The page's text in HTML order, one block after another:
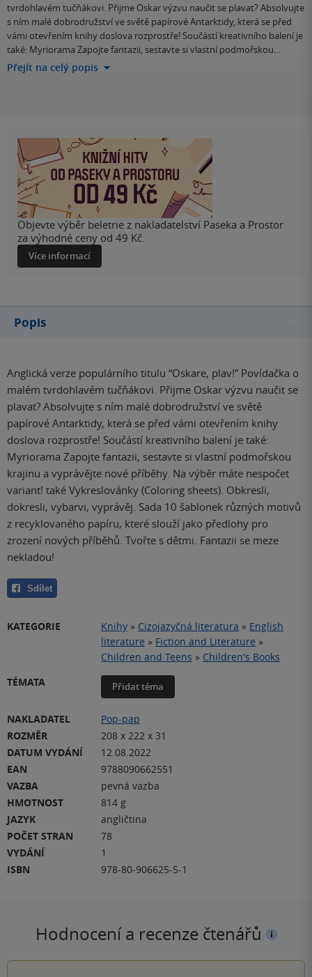
tvrdohlavém tučňákovi. Přijme Oskar výzvu naučit se plavat? Absolvujte
s ním malé dobrodružství ve světě papírové Antarktidy, která se před
vámi otevřením knihy doslova rozprostře! Součástí kreativního balení je
také: Myriorama Zapojte fantazii, sestavte si vlastní podmořskou…
Přejít na celý popis
Objevte výběr beletrie z nakladatelství Paseka a Prostor
za výhodné ceny od 49 Kč.
Více informací
Popis
Anglická verze populárního titulu “Oskare, plav!” Povídačka o
malém tvrdohlavém tučňákovi. Přijme Oskar výzvu naučit se
plavat? Absolvujte s ním malé dobrodružství ve světě
papírové Antarktidy, která se před vámi otevřením knihy
doslova rozprostře! Součástí kreativního balení je také:
Myriorama Zapojte fantazii, sestavte si vlastní podmořskou
krajinu a vyprávějte nové příběhy. Na výběr máte nespočet
variant! také Vykreslovánky (Coloring sheets). Obkresli,
dokresli, vybarvi, vyprávěj. Sada 10 šablonek různých motivů
z recyklovaného papíru, které slouží jako předlohy pro
zrození nových příběhů. Tvořte s dětmi. Fantazii se meze
nekladou!
Sdílet
KATEGORIE Knihy » Cizojazyčná literatura » English
literature » Fiction and Literature »
Children and Teens » Children's Books
TÉMATA
Přidat téma
NAKLADATEL
Pop-pap
ROZMĚR
208 x 222 x 31
DATUM VYDÁNÍ
12.08.2022
EAN
9788090662551
VAZBA
pevná vazba
HMOTNOST
814 g
JAZYK
angličtina
POČET STRAN
78
VYDÁNÍ
1
ISBN
978-80-906625-5-1
Hodnocení a recenze čtenářů